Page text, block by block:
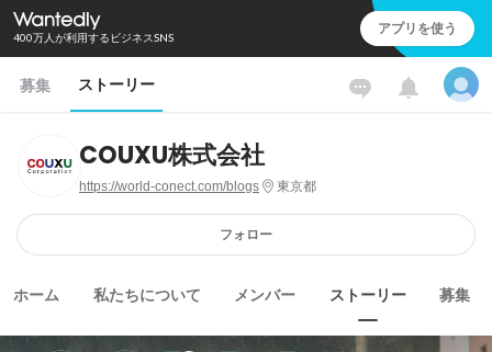
400万人が利用するビジネスSNS アプリを使う
募集 ストーリー
COUXU株式会社
https://world-conect.com/blogs 東京都
フォロー
ホーム 私たちについて メンバー ストーリー 募集